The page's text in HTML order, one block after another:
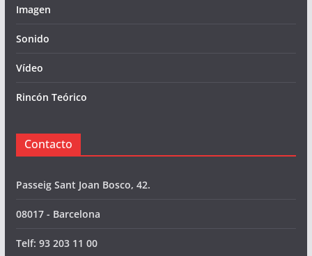
Imagen
Sonido
Vídeo
Rincón Teórico
Contacto
Passeig Sant Joan Bosco, 42.
08017 - Barcelona
Telf: 93 203 11 00